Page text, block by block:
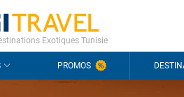
FRÉQUENTES
Exotiques Tunisie
PROMOS